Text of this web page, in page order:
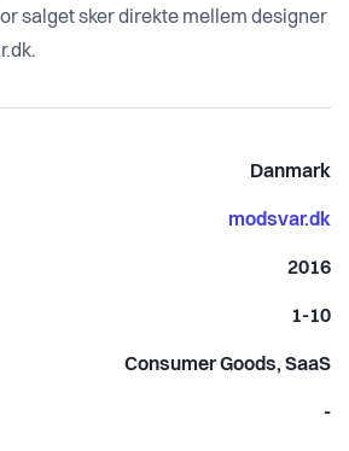
salget sker direkte mellem designer
Danmark
modsvar.dk
2016
1-10
Consumer Goods, SaaS
-